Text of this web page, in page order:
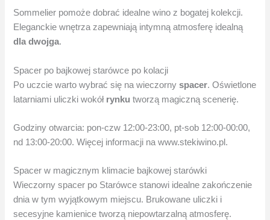
Sommelier pomoże dobrać idealne wino z bogatej kolekcji.
Eleganckie wnętrza zapewniają intymną atmosferę idealną
dla dwojga.
Spacer po bajkowej starówce po kolacji
Po uczcie warto wybrać się na wieczornyspacer. Oświetlone
latarniami uliczki wokół rynku tworzą magiczną scenerię.
Godziny otwarcia: pon-czw 12:00-23:00, pt-sob 12:00-00:00,
nd 13:00-20:00. Więcej informacji na www.stekiwino.pl.
Spacer w magicznym klimacie bajkowej starówki
Wieczorny spacer po Starówce stanowi idealne zakończenie
dnia w tym wyjątkowym miejscu. Brukowane uliczki i
secesyjne kamienice tworzą niepowtarzalną atmosferę.